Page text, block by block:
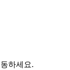
하세요.